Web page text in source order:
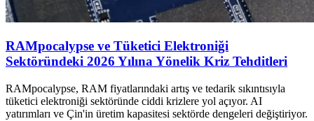
RAMpocalypse ve Tüketici Elektroniği
Sektöründeki 2026 Yılına Yönelik Kriz Tehditleri
RAMpocalypse, RAM fiyatlarındaki artış ve tedarik sıkıntısıyla
tüketici elektroniği sektöründe ciddi krizlere yol açıyor. AI
yatırımları ve Çin'in üretim kapasitesi sektörde dengeleri değiştiriyor.